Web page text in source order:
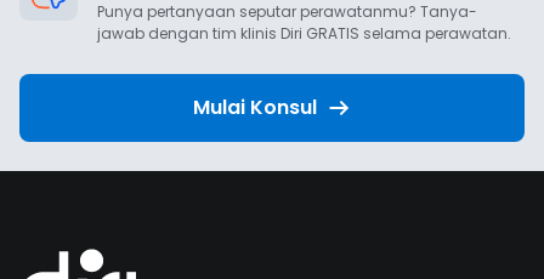
Punya pertanyaan seputar perawatanmu? Tanya-
jawab dengan tim klinis Diri GRATIS selama perawatan.
Mulai Konsul